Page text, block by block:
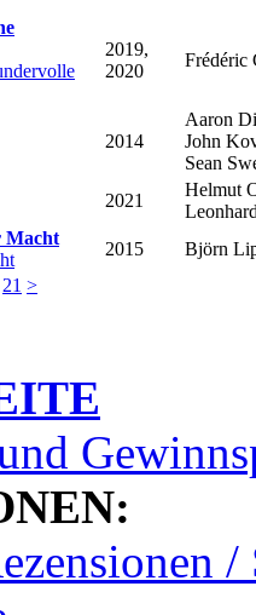
2019,
2020
Frédéric
2014
Aaron
John
Sean
2021
Helmut
Macht
2015
Björn
21 >
/